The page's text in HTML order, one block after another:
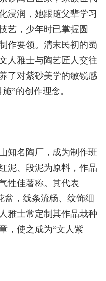
浸润，她跟随父辈学习
艺，少年时已掌握圆
作要领。清末民初的蜀
人雅士与陶艺匠人交往
了对紫砂美学的敏锐感
”的创作理念。
名陶厂，成为制作班
泥、段泥为原料，作品
性佳著称。其代表
盆，线条流畅、纹饰细
雅士常定制其作品栽种
，使之成为“文人紫